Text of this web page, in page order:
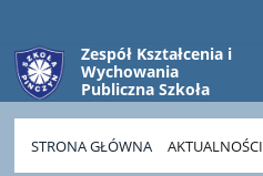
Zespół Kształcenia i
Wychowania
Publiczna Szkoła
Podstawowa
im. Bohaterów
Westerplatte
STRONA GŁÓWNA AKTUALNOŚCI